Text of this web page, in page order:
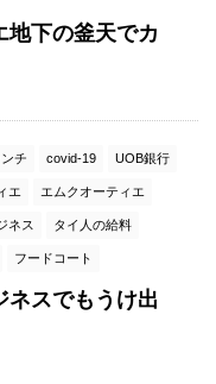
地下の釜天でカ
チ covid-19 UOB銀行
エ エムクオーティエ
ネス タイ人の給料
フードコート
ネスでもうけ出